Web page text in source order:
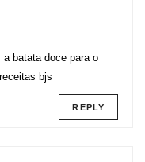
batata doce para o
bjs
REPLY